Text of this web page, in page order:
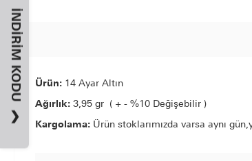
Ürün: 14 Ayar Altın
Ağırlık: 3,95 gr ( + - %10 Değişebilir )
Kargolama: Ürün stoklarımızda varsa aynı
İNDIRIM KODU
❯